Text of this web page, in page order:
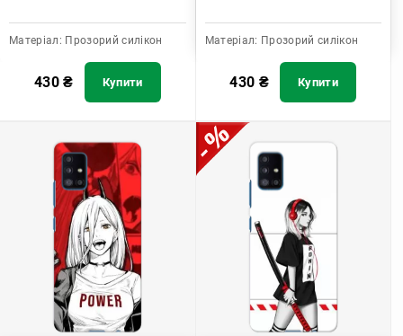
Матеріал: Прозорий силікон
430₴ Купити
Матеріал: Прозорий силікон
430 ₴ Купити